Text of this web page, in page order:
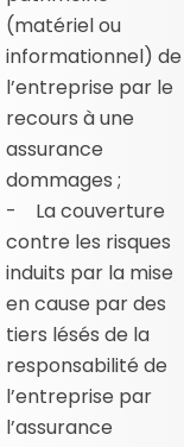
(matériel ou
informationnel) de
l’entreprise par le
recours à une
assurance
dommages ;
- La couverture
contre les risques
induits par la mise
en cause par des
tiers lésés de la
responsabilité de
l’entreprise par
l’assurance